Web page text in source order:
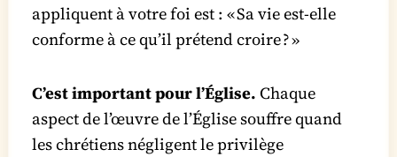
appliquent à votre foi est : « Sa vie est-elle
conforme à ce qu’il prétend croire ? »
C’est important pour l’Église. Chaque
aspect de l’œuvre de l’Église souffre quand
les chrétiens négligent le privilège